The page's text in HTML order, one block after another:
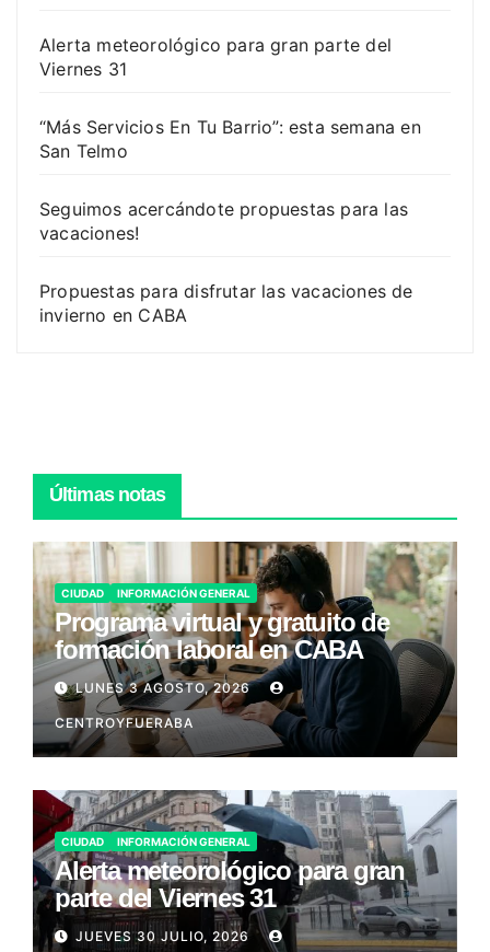
Alerta meteorológico para gran parte del
Viernes 31
“Más Servicios En Tu Barrio”: esta semana en
San Telmo
Seguimos acercándote propuestas para las
vacaciones!
Propuestas para disfrutar las vacaciones de
invierno en CABA
Últimas notas
CIUDAD INFORMACIÓN GENERAL
Programa virtual y gratuito de
formación laboral en CABA
LUNES 3 AGOSTO, 2026
CENTROYFUERABA
CIUDAD INFORMACIÓN GENERAL
Alerta meteorológico para gran
parte del Viernes 31
JUEVES 30 JULIO, 2026